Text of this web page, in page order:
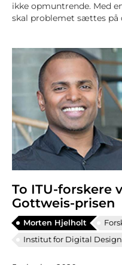
ikke opmuntrende. Med
skal problemet sættes på
To ITU-forskere
Gottweis-prisen
Morten Hjelholt
Institut for Digital Design